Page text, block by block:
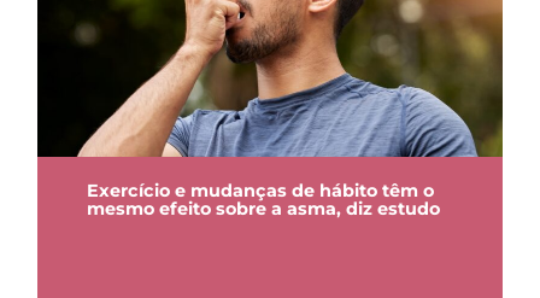
Exercício e mudanças de hábito têm o
mesmo efeito sobre a asma, diz estudo